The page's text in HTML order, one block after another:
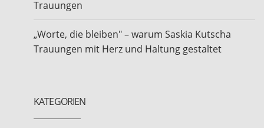
Trauungen
„Worte, die bleiben" – warum Saskia Kutscha
Trauungen mit Herz und Haltung gestaltet
KATEGORIEN